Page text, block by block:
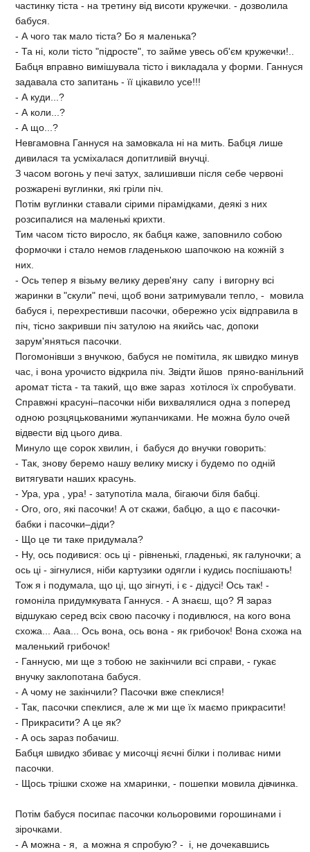
частинку тіста - на третину від висоти кружечки. - дозволила
бабуся.
- А чого так мало тіста? Бо я маленька?
- Та ні, коли тісто "підросте", то займе увесь об'єм кружечки!..
Бабця вправно вимішувала тісто і викладала у форми. Ганнуся
задавала сто запитань - її цікавило усе!!!
- А куди...?
- А коли...?
- А що...?
Невгамовна Ганнуся на замовкала ні на мить. Бабця лише
дивилася та усміхалася допитливій внучці.
З часом вогонь у печі затух, залишивши після себе червоні
розжарені вуглинки, які гріли піч.
Потім вуглинки ставали сірими пірамідками, деякі з них
розсипалися на маленькі крихти.
Тим часом тісто виросло, як бабця каже, заповнило собою
формочки і стало немов гладенькою шапочкою на кожній з
них.
- Ось тепер я візьму велику дерев'яну сапу і вигорну всі
жаринки в "скули" печі, щоб вони затримували тепло, - мовила
бабуся і, перехрестивши пасочки, обережно усіх відправила в
піч, тісно закривши піч затулою на якийсь час, допоки
зарум'яняться пасочки.
Погомонівши з внучкою, бабуся не помітила, як швидко минув
час, і вона урочисто відкрила піч. Звідти йшов пряно-ванільний
аромат тіста - та такий, що вже зараз хотілося їх спробувати.
Справжні красуні–пасочки ніби вихвалялися одна з поперед
одною розцяцькованими жупанчиками. Не можна було очей
відвести від цього дива.
Минуло ще сорок хвилин, і бабуся до внучки говорить:
- Так, знову беремо нашу велику миску і будемо по одній
витягувати наших красунь.
- Ура, ура , ура! - затупотіла мала, бігаючи біля бабці.
- Ого, ого, які пасочки! А от скажи, бабцю, а що є пасочки-
бабки і пасочки–діди?
- Що це ти таке придумала?
- Ну, ось подивися: ось ці - рівненькі, гладенькі, як галуночки; а
ось ці - зігнулися, ніби картузики одягли і кудись поспішають!
Тож я і подумала, що ці, що зігнуті, і є - дідусі! Ось так! -
гомоніла придумкувата Ганнуся. - А знаєш, що? Я зараз
відшукаю серед всіх свою пасочку і подивлюся, на кого вона
схожа... Ааа... Ось вона, ось вона - як грибочок! Вона схожа на
маленький грибочок!
- Ганнусю, ми ще з тобою не закінчили всі справи, - гукає
внучку заклопотана бабуся.
- А чому не закінчили? Пасочки вже спеклися!
- Так, пасочки спеклися, але ж ми ще їх маємо прикрасити!
- Прикрасити? А це як?
- А ось зараз побачиш.
Бабця швидко збиває у мисочці яєчні білки і поливає ними
пасочки.
- Щось трішки схоже на хмаринки, - пошепки мовила дівчинка.
Потім бабуся посипає пасочки кольоровими горошинами і
зірочками.
- А можна - я, а можна я спробую? - і, не дочекавшись